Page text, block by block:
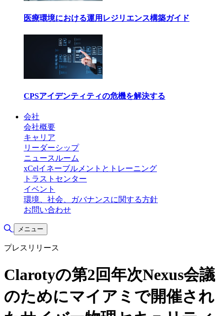
医療環境における運用レジリエンス構築ガイド
CPSアイデンティティの危機を解決する
会社
会社概要
キャリア
リーダーシップ
ニュースルーム
xCelイネーブルメントとトレーニング
トラストセンター
イベント
環境、社会、ガバナンスに関する方針
お問い合わせ
検索の切り替え
メニュー
プレスリリース
Clarotyの第2回年次Nexus会議
のためにマイアミで開催され